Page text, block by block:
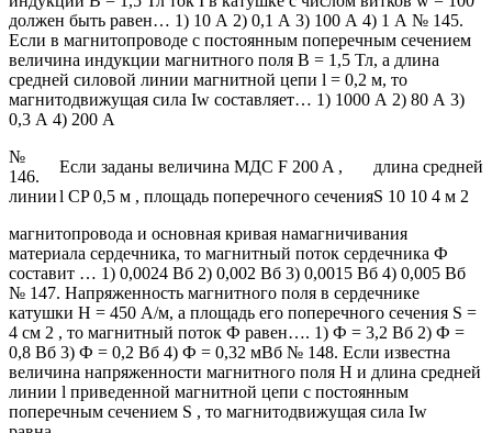
должен быть равен… 1) 10 А 2) 0,1 А 3) 100 А 4) 1 А № 145.
Если в магнитопроводе с постоянным поперечным сечением
величина индукции магнитного поля В = 1,5 Тл, а длина
средней силовой линии магнитной цепи l = 0,2 м, то
магнитодвижущая сила Iw составляет… 1) 1000 А 2) 80 А 3)
0,3 А 4) 200 А
№
146.
Если заданы величина МДС F 200 A ,
длина средней
линииl CP 0,5 м , площадь поперечного сеченияS 10 10 4 м 2
магнитопровода и основная кривая намагничивания
материала сердечника, то магнитный поток сердечника Ф
составит … 1) 0,0024 Вб 2) 0,002 Вб 3) 0,0015 Вб 4) 0,005 Вб
№ 147. Напряженность магнитного поля в сердечнике
катушки H = 450 А/м, а площадь его поперечного сечения S =
4 см 2 , то магнитный поток Ф равен…. 1) Ф = 3,2 Вб 2) Ф =
0,8 Вб 3) Ф = 0,2 Вб 4) Ф = 0,32 мВб № 148. Если известна
величина напряженности магнитного поля Н и длина средней
линии l приведенной магнитной цепи с постоянным
поперечным сечением S , то магнитодвижущая сила Iw